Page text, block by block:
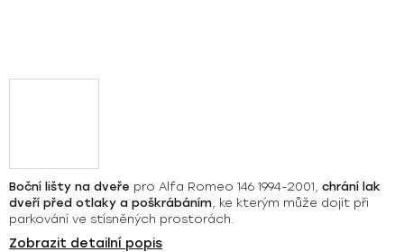
Boční lišty na dveře pro Alfa Romeo 146 1994-2001, chrání lak
dveří před otlaky a poškrábáním, ke kterým může dojít při
parkování ve stísněných prostorách.
Zobrazit detailní popis